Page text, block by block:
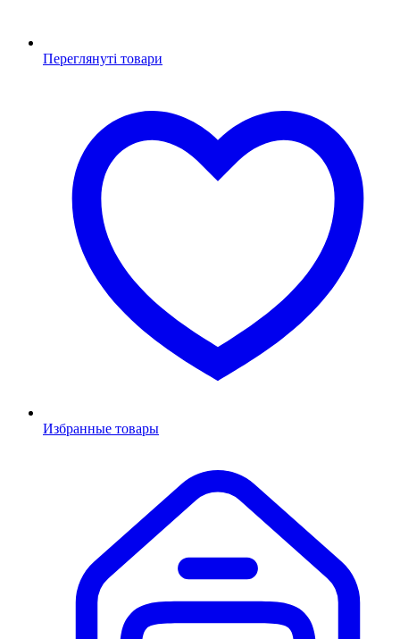
Переглянуті товари
Избранные товары